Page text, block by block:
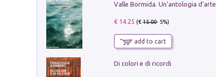
Valle Bormida. Un'antologia d'arte
€ 14.25 (€15.00- 5%)
add to cart
Di colori e di ricordi